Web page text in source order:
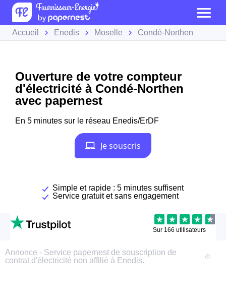
Accueil Enedis Moselle Condé-Northen